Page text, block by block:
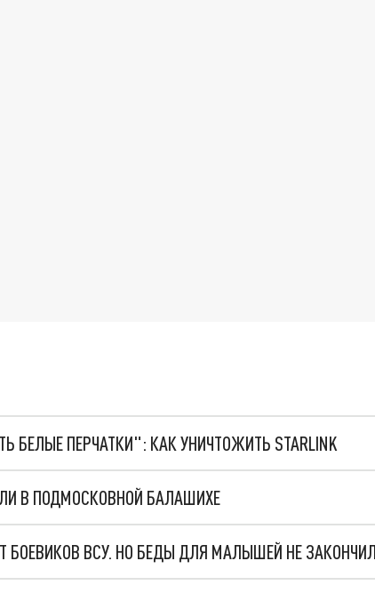
БЕЛЫЕ ПЕРЧАТКИ": КАК УНИЧТОЖИТЬ STARLINK
В ПОДМОСКОВНОЙ БАЛАШИХЕ
БОЕВИКОВ ВСУ. НО БЕДЫ ДЛЯ МАЛЫШЕЙ НЕ